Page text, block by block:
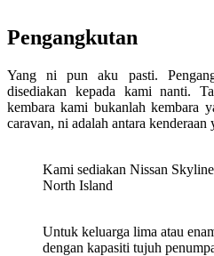
Pengangkutan
Yang ni pun aku pasti.
disediakan kepada kami nanti.
kembara kami bukanlah kembara
caravan, ni adalah antara
Kami sediakan Nissan
North Island
Untuk keluarga lima atau
dengan kapasiti tujuh